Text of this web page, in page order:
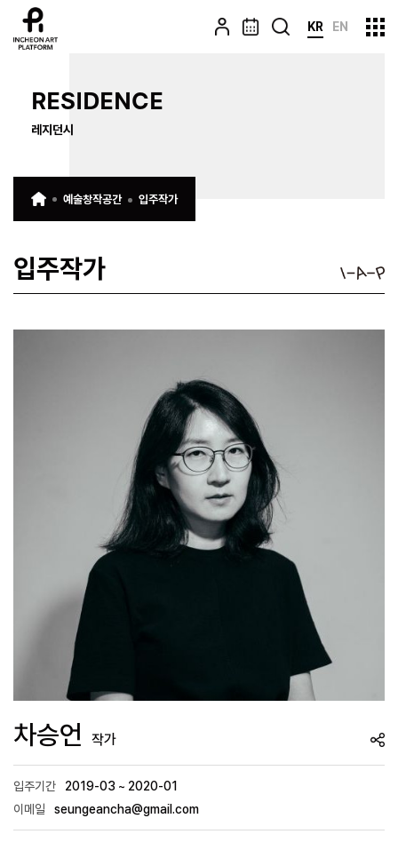
KR EN
RESIDENCE
레지던시
예술창작공간 입주작가
입주작가
차승언 작가
입주기간
2019-03 ~ 2020-01
이메일
seungeancha@gmail.com